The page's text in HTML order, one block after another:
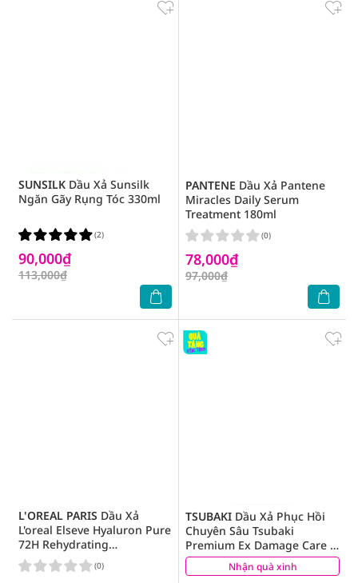
SUNSILK Dầu Xả Sunsilk
Ngăn Gãy Rụng Tóc 330ml
90,000₫
113,000₫
(2)
PANTENE Dầu Xả Pantene
Miracles Daily Serum
Treatment 180ml
78,000₫
97,000₫
(0)
L'OREAL PARIS Dầu Xả
L'oreal Elseve Hyaluron Pure
72H Rehydrating
Conditioner 375ml
(0) Nhận quà xinh
TSUBAKI Dầu Xả Phục Hồi
Chuyên Sâu Tsubaki
Premium Ex Damage Care &
Repair Conditioner
Treatment 450ml
(0)